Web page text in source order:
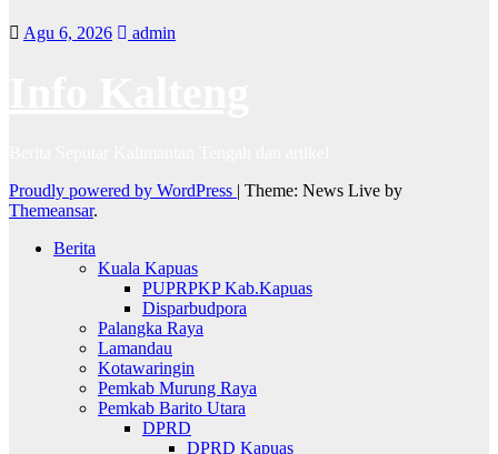
Agu 6, 2026 admin
Proudly powered by WordPress | Theme: News Live by
Themeansar.
Berita
Kuala Kapuas
PUPRPKP Kab.Kapuas
Disparbudpora
Palangka Raya
Lamandau
Kotawaringin
Pemkab Murung Raya
Pemkab Barito Utara
DPRD
DPRD Kapuas